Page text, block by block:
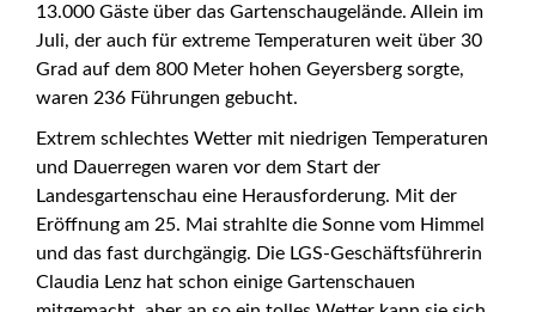
13.000 Gäste über das Gartenschaugelände. Allein im
Juli, der auch für extreme Temperaturen weit über 30
Grad auf dem 800 Meter hohen Geyersberg sorgte,
waren 236 Führungen gebucht.
Extrem schlechtes Wetter mit niedrigen Temperaturen
und Dauerregen waren vor dem Start der
Landesgartenschau eine Herausforderung. Mit der
Eröffnung am 25. Mai strahlte die Sonne vom Himmel
und das fast durchgängig. Die LGS-Geschäftsführerin
Claudia Lenz hat schon einige Gartenschauen